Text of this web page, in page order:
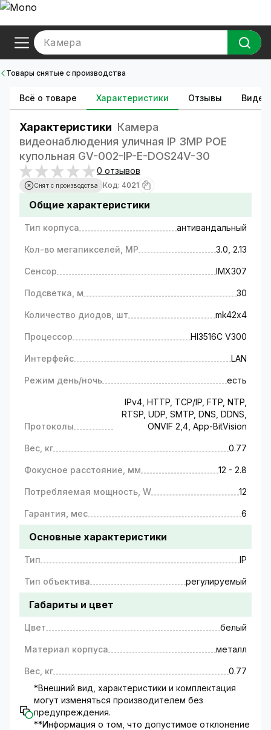
Камера
Товары снятые с производства
Всё о товаре Характеристики Отзывы Видео
Характеристики Камера
видеонаблюдения уличная IP ЗMP POE
купольная GV-002-IP-E-DOS24V-30
0 отзывов
Снят с производства Код: 4021
Общие характеристики
Тип корпуса антивандальный
Кол-во мегапикселей, MP 3.0, 2.13
Сенсор IMX307
Подсветка, м 30
Количество диодов, шт mk42х4
Процессор HI3516C V300
Интерфейс LAN
Режим день/ночь есть
Протоколы
IPv4, HTTP, TCP/IP, FTP, NTP,
RTSP, UDP, SMTP, DNS, DDNS,
ONVIF 2,4, App-BitVision
Вес, кг 0.77
Фокусное расстояние, мм 12 - 2.8
Потребляемая мощность, W 12
Гарантия, мес 6
Основные характеристики
Тип IP
Тип объектива регулируемый
Габариты и цвет
Цвет белый
Материал корпуса металл
Вес, кг
0.77
*Внешний вид, характеристики и комплектация
могут изменяться производителем без
предупреждения.
**Информация о том, что допустимое отклонение